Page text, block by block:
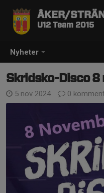
Nyheter
ÅKER/
U12 Team 2015
Skridsko-Disco
5 nov 2024 0